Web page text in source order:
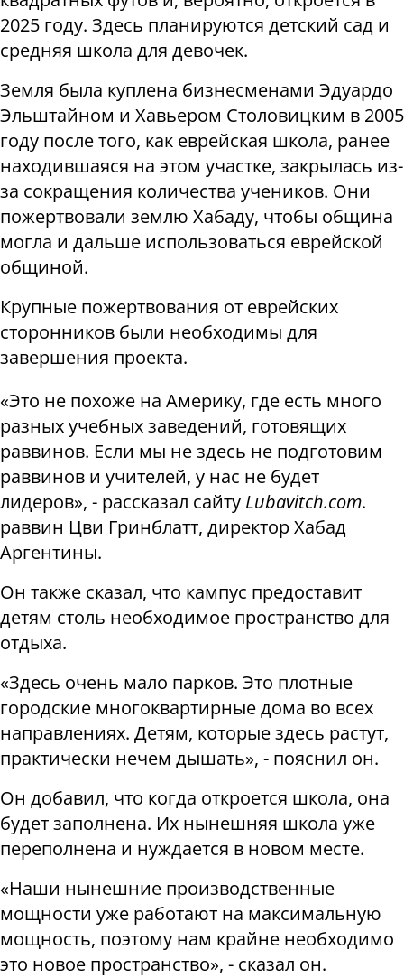
2025 году. Здесь планируются детский сад и
средняя школа для девочек.
Земля была куплена бизнесменами Эдуардо
Эльштайном и Хавьером Столовицким в 2005
году после того, как еврейская школа, ранее
находившаяся на этом участке, закрылась из-
за сокращения количества учеников. Они
пожертвовали землю Хабаду, чтобы община
могла и дальше использоваться еврейской
общиной.
Крупные пожертвования от еврейских
сторонников были необходимы для
завершения проекта.
«Это не похоже на Америку, где есть много
разных учебных заведений, готовящих
раввинов. Если мы не здесь не подготовим
раввинов и учителей, у нас не будет
лидеров», - рассказал сайту Lubavitch.com.
раввин Цви Гринблатт, директор Хабад
Аргентины.
Он также сказал, что кампус предоставит
детям столь необходимое пространство для
отдыха.
«Здесь очень мало парков. Это плотные
городские многоквартирные дома во всех
направлениях. Детям, которые здесь растут,
практически нечем дышать», - пояснил он.
Он добавил, что когда откроется школа, она
будет заполнена. Их нынешняя школа уже
переполнена и нуждается в новом месте.
«Наши нынешние производственные
мощности уже работают на максимальную
мощность, поэтому нам крайне необходимо
это новое пространство», - сказал он.